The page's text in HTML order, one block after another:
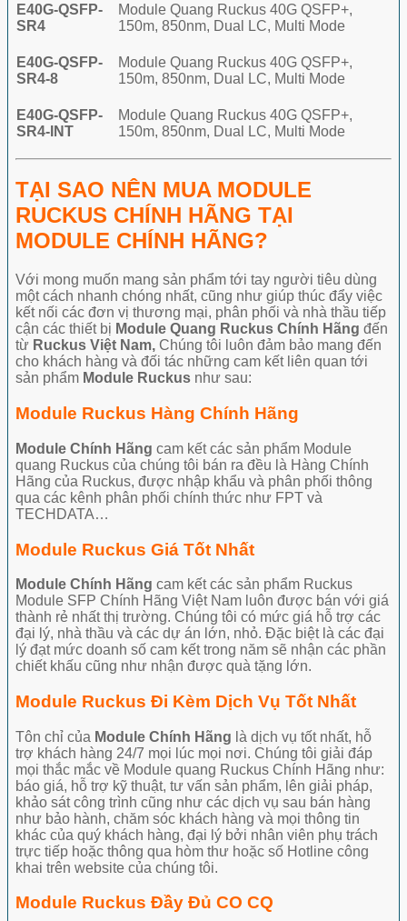
E40G-QSFP-
SR4
Module Quang Ruckus 40G QSFP+,
150m, 850nm, Dual LC, Multi Mode
E40G-QSFP-
SR4-8
Module Quang Ruckus 40G QSFP+,
150m, 850nm, Dual LC, Multi Mode
E40G-QSFP-
SR4-INT
Module Quang Ruckus 40G QSFP+,
150m, 850nm, Dual LC, Multi Mode
TẠI SAO NÊN MUA MODULE
RUCKUS CHÍNH HÃNG TẠI
MODULE CHÍNH HÃNG?
Với mong muốn mang sản phẩm tới tay người tiêu dùng
một cách nhanh chóng nhất, cũng như giúp thúc đẩy việc
kết nối các đơn vị thương mại, phân phối và nhà thầu tiếp
cận các thiết bị Module Quang Ruckus Chính Hãng đến
từ Ruckus Việt Nam, Chúng tôi luôn đảm bảo mang đến
cho khách hàng và đối tác những cam kết liên quan tới
sản phẩm Module Ruckus như sau:
Module Ruckus Hàng Chính Hãng
Module Chính Hãng cam kết các sản phẩm Module
quang Ruckus của chúng tôi bán ra đều là Hàng Chính
Hãng của Ruckus, được nhập khẩu và phân phối thông
qua các kênh phân phối chính thức như FPT và
TECHDATA…
Module Ruckus Giá Tốt Nhất
Module Chính Hãng cam kết các sản phẩm Ruckus
Module SFP Chính Hãng Việt Nam luôn được bán với giá
thành rẻ nhất thị trường. Chúng tôi có mức giá hỗ trợ các
đại lý, nhà thầu và các dự án lớn, nhỏ. Đặc biệt là các đại
lý đạt mức doanh số cam kết trong năm sẽ nhận các phần
chiết khấu cũng như nhận được quà tặng lớn.
Module Ruckus Đi Kèm Dịch Vụ Tốt Nhất
Tôn chỉ của Module Chính Hãng là dịch vụ tốt nhất, hỗ
trợ khách hàng 24/7 mọi lúc mọi nơi. Chúng tôi giải đáp
mọi thắc mắc về Module quang Ruckus Chính Hãng như:
báo giá, hỗ trợ kỹ thuật, tư vấn sản phẩm, lên giải pháp,
khảo sát công trình cũng như các dịch vụ sau bán hàng
như bảo hành, chăm sóc khách hàng và mọi thông tin
khác của quý khách hàng, đại lý bởi nhân viên phụ trách
trực tiếp hoặc thông qua hòm thư hoặc số Hotline công
khai trên website của chúng tôi.
Module Ruckus Đầy Đủ CO CQ